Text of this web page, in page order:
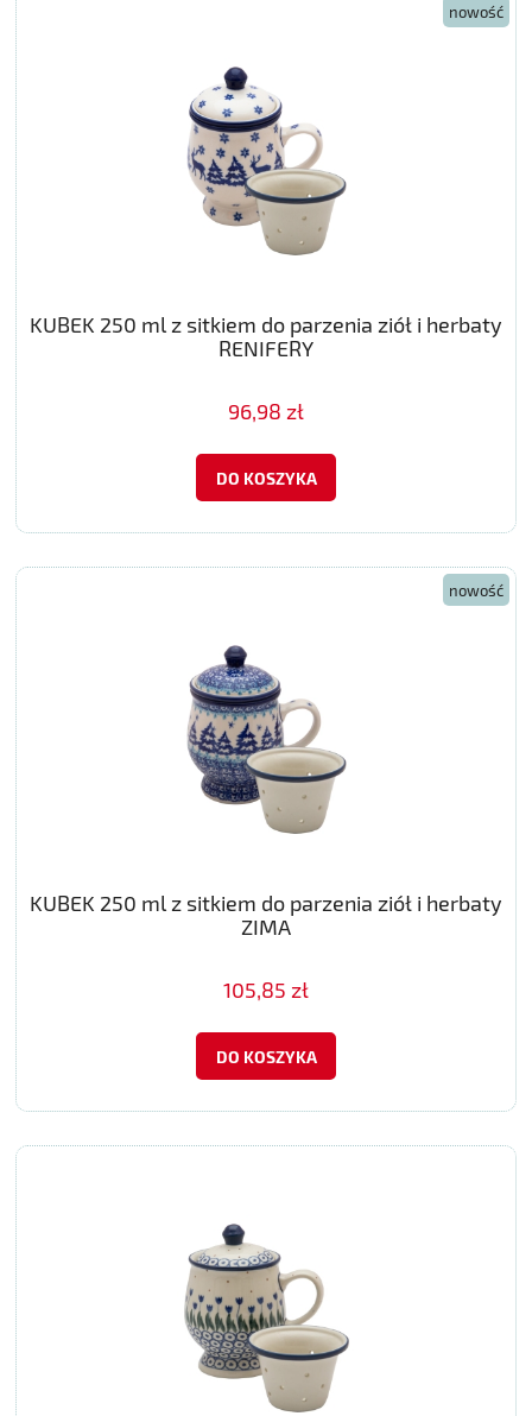
KUBEK 250 ml z sitkiem do parzenia ziół i herbaty
RENIFERY
96,98 zł
DO KOSZYKA
nowość
KUBEK 250 ml z sitkiem do parzenia ziół i herbaty
ZIMA
105,85 zł
DO KOSZYKA
nowość